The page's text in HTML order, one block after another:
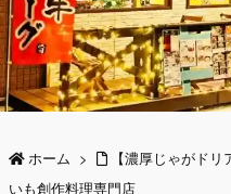
ホーム >
【濃厚じゃがド
いも創作料理専門店